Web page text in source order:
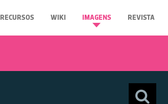
RECURSOS WIKI IMAGENS REVISTA